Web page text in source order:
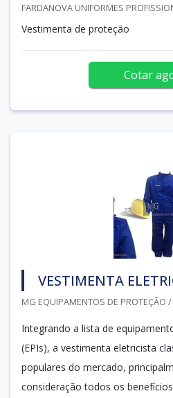
FARDANOVA UNIFORMES
Vestimenta de proteção
Cotar
VESTIMENTA
MG EQUIPAMENTOS DE PROTEÇÃO
Integrando a lista de
(EPIs), a vestimenta eletricista
populares do mercado,
consideração todos os